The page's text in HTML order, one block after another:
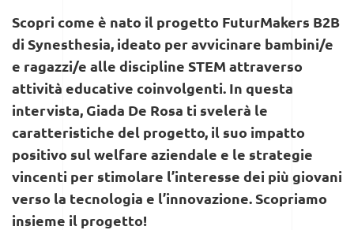
Scopri come è nato il progetto FuturMakers B2B
di Synesthesia, ideato per avvicinare bambini/e
e ragazzi/e alle discipline STEM attraverso
attività educative coinvolgenti. In questa
intervista, Giada De Rosa ti svelerà le
caratteristiche del progetto, il suo impatto
positivo sul welfare aziendale e le strategie
vincenti per stimolare l’interesse dei più giovani
verso la tecnologia e l’innovazione. Scopriamo
insieme il progetto!